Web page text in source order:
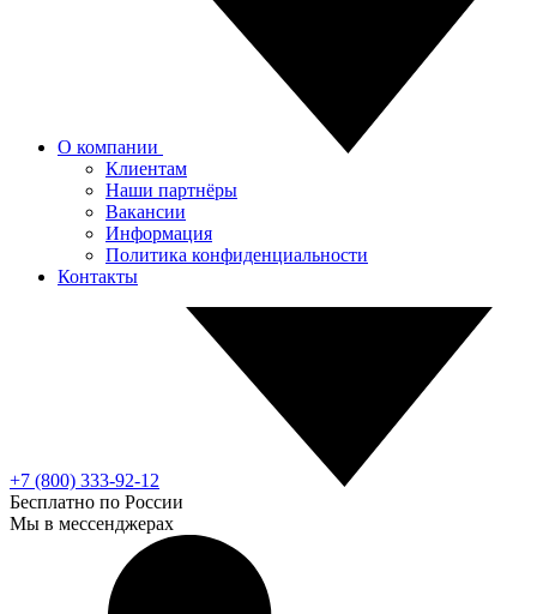
О компании
Клиентам
Наши партнёры
Вакансии
Информация
Политика конфиденциальности
Контакты
+7 (800) 333-92-12
Бесплатно по России
Мы в мессенджерах